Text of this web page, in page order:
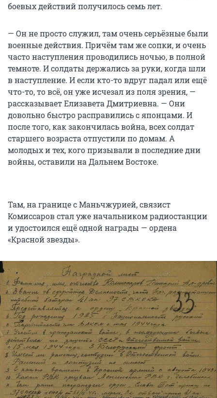
боевых действий получилось семь лет.
— Он не просто служил, там очень серьёзные были
военные действия. Причём там же сопки, и очень
часто наступления проводились ночью, в полной
темноте. И солдаты держались за руки, когда шли
в наступление. И если кто-то вдруг падал или ещё
что-то, то всё, он уже исчезал из поля зрения, —
рассказывает Елизавета Дмитриевна. — Они
довольно быстро расправились с японцами. И
после того, как закончилась война, всех солдат
старшего возраста отпустили по домам. А
молодых и тех, кого призывали в последние дни
войны, оставили на Дальнем Востоке.
Там, на границе с Маньчжурией, связист
Комиссаров стал уже начальником радиостанции
и удостоился ещё одной награды — ордена
«Красной звезды».